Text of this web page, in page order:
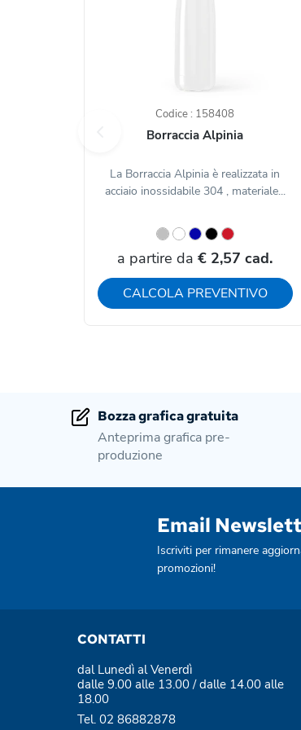
Codice : 158408
Borraccia Alpinia
La Borraccia Alpinia è realizzata in
acciaio inossidabile 304 , materiale...
a partire da € 2,57 cad.
CALCOLA PREVENTIVO
Bozza grafica gratuita
Anteprima grafica pre-
produzione
Email
Iscriviti per rimanere
promozioni!
CONTATTI
dal Lunedì al Venerdì
dalle 9.00 alle 13.00 / dalle 14.00 alle
18.00
Tel. 02 86882878